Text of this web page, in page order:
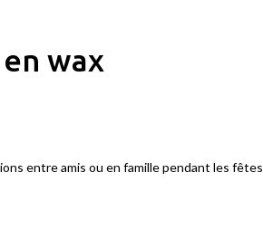
wax
entre amis ou en famille pendant les fêtes